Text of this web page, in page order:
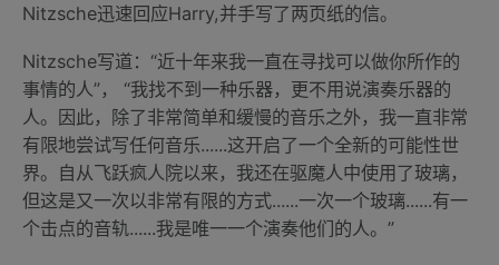
Nitzsche迅速回应Harry,并手写了两页纸的信。
Nitzsche写道：“近十年来我一直在寻找可以做你所作的
事情的人”， “我找不到一种乐器，更不用说演奏乐器的
人。因此，除了非常简单和缓慢的音乐之外，我一直非常
有限地尝试写任何音乐......这开启了一个全新的可能性世
界。自从飞跃疯人院以来，我还在驱魔人中使用了玻璃，
但这是又一次以非常有限的方式......一次一个玻璃......有一
个击点的音轨......我是唯一一个演奏他们的人。”